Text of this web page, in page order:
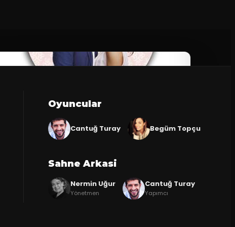
Oyuncular
Cantuğ Turay Begüm Topçu
Sahne Arkasi
Nermin Uğur
Yönetmen
Cantuğ Turay
Yapımcı